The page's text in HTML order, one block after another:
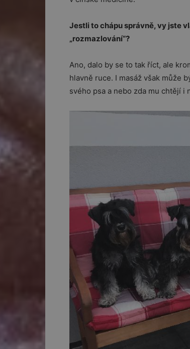
Jestli to chápu správně, vy jste
„rozmazlování“?
Ano, dalo by se to tak říct, ale
hlavně ruce. I masáž však může
svého psa a nebo zda mu chtějí i